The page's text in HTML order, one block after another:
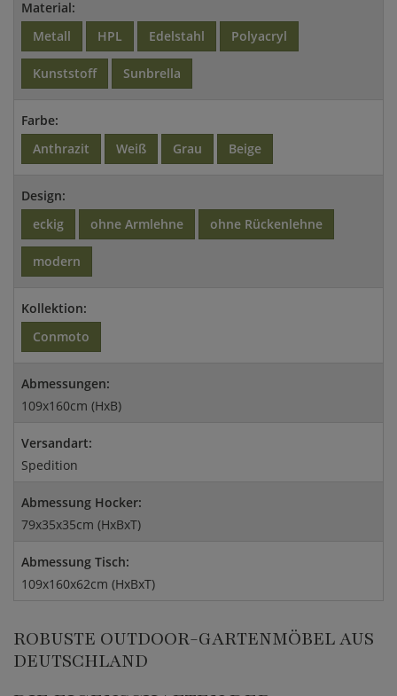
Material:
Metall
HPL Edelstahl Polyacryl
Kunststoff Sunbrella
Farbe:
Anthrazit
Weiß Grau Beige
Design:
eckig
ohne Armlehne ohne Rückenlehne
modern
Kollektion:
Conmoto
Abmessungen:
109x160cm (HxB)
Versandart:
Spedition
Abmessung Hocker:
79x35x35cm (HxBxT)
Abmessung Tisch:
109x160x62cm (HxBxT)
ROBUSTE OUTDOOR-GARTENMÖBEL AUS
DEUTSCHLAND